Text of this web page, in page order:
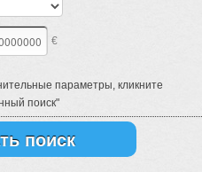
€
параметры, кликните
поиск"
поиск